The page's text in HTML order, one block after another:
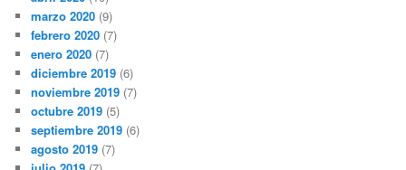
marzo 2020 (9)
febrero 2020 (7)
enero 2020 (7)
diciembre 2019 (6)
noviembre 2019 (7)
octubre 2019 (5)
septiembre 2019 (6)
agosto 2019 (7)